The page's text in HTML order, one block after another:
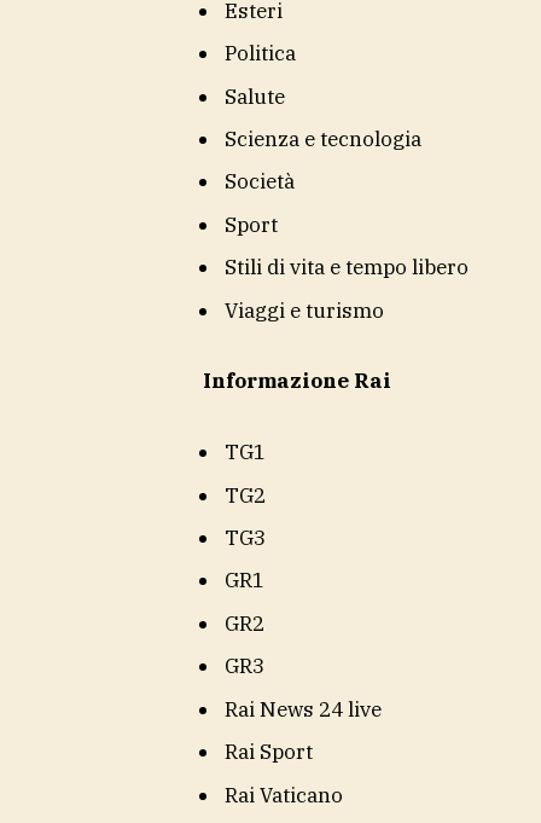
Esteri
Politica
Salute
Scienza e tecnologia
Società
Sport
Stili di vita e tempo libero
Viaggi e turismo
Informazione Rai
TG1
TG2
TG3
GR1
GR2
GR3
Rai News 24 live
Rai Sport
Rai Vaticano